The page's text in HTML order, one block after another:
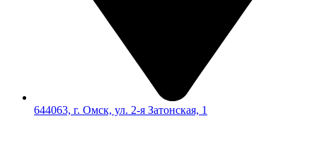
644063, г. Омск, ул. 2-я Затонская, 1